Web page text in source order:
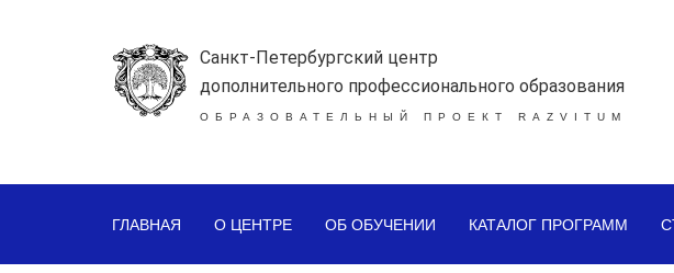
Санкт-Петербургский центр
дополнительного профессионального образования
ОБРАЗОВАТЕЛЬНЫЙ ПРОЕКТ RAZVITUM
ГЛАВНАЯ О ЦЕНТРЕ ОБ ОБУЧЕНИИ КАТАЛОГ ПРОГРАММ